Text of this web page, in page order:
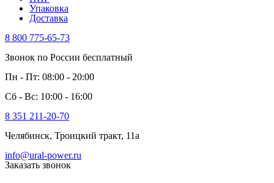
Упаковка
Доставка
8 800 775-65-73
Звонок по России бесплатный
Пн - Пт: 08:00 - 20:00
Сб - Вс: 10:00 - 16:00
8 351 211-20-70
Челябинск, Троицкий тракт, 11а
info@ural-power.ru
Заказать звонок